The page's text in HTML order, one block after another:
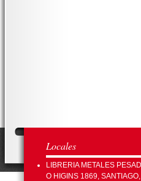
Locales
LIBRERIA METALES
O HIGINS 1869,